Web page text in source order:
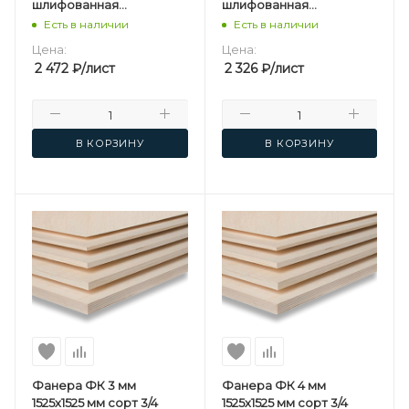
шлифованная
березовая
Есть в наличии
Цена:
2 472 ₽/лист
В КОРЗИНУ
шлифованная
березовая
Есть в наличии
Цена:
2 326₽/лист
В КОРЗИНУ
Фанера ФК 3 мм
1525х1525 мм сорт 3/4
Фанера ФК 4 мм
1525х1525 мм сорт 3/4